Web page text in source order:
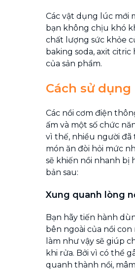
Các vật dụng lúc mới
bạn không chịu khó
chất lượng sức khỏe
baking soda, axit
của sản phẩm.
Cách sử
Các nồi cơm điện
ấm và một số chức
vì thế, nhiều người đã
món ăn đòi hỏi mức
sẽ khiến nồi nhanh bị
bản sau:
Xung quanh lòng
Bạn hãy tiến hành
bên ngoài của nồi
làm như vậy sẽ giúp
khi rửa. Bởi vì có thể
quanh thành nồi,